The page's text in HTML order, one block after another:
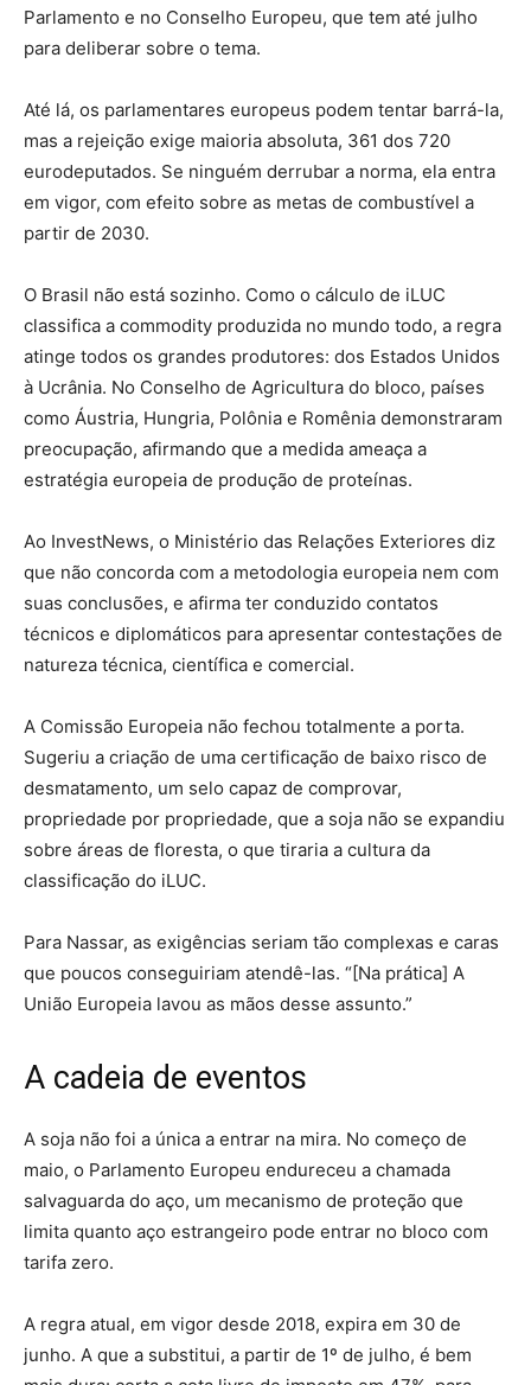
Parlamento e no Conselho Europeu, que tem até julho
para deliberar sobre o tema.
Até lá, os parlamentares europeus podem tentar barrá-la,
mas a rejeição exige maioria absoluta, 361 dos 720
eurodeputados. Se ninguém derrubar a norma, ela entra
em vigor, com efeito sobre as metas de combustível a
partir de 2030.
O Brasil não está sozinho. Como o cálculo de iLUC
classifica a commodity produzida no mundo todo, a regra
atinge todos os grandes produtores: dos Estados Unidos
à Ucrânia. No Conselho de Agricultura do bloco, países
como Áustria, Hungria, Polônia e Romênia demonstraram
preocupação, afirmando que a medida ameaça a
estratégia europeia de produção de proteínas.
Ao InvestNews, o Ministério das Relações Exteriores diz
que não concorda com a metodologia europeia nem com
suas conclusões, e afirma ter conduzido contatos
técnicos e diplomáticos para apresentar contestações de
natureza técnica, científica e comercial.
A Comissão Europeia não fechou totalmente a porta.
Sugeriu a criação de uma certificação de baixo risco de
desmatamento, um selo capaz de comprovar,
propriedade por propriedade, que a soja não se expandiu
sobre áreas de floresta, o que tiraria a cultura da
classificação do iLUC.
Para Nassar, as exigências seriam tão complexas e caras
que poucos conseguiriam atendê-las. “[Na prática] A
União Europeia lavou as mãos desse assunto.”
A cadeia de eventos
A soja não foi a única a entrar na mira. No começo de
maio, o Parlamento Europeu endureceu a chamada
salvaguarda do aço, um mecanismo de proteção que
limita quanto aço estrangeiro pode entrar no bloco com
tarifa zero.
A regra atual, em vigor desde 2018, expira em 30 de
junho. A que a substitui, a partir de 1º de julho, é bem